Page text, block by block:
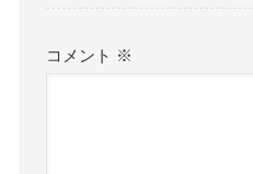
コメント ※